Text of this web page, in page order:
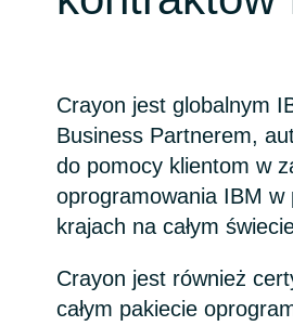
Denmark
Estonia
France
Channel partner
Kampanie
Strategia
Crayon jest globalnym
Business Partnerem,
do pomocy klientom w
oprogramowania IBM w
krajach na całym
Crayon jest również
całym pakiecie